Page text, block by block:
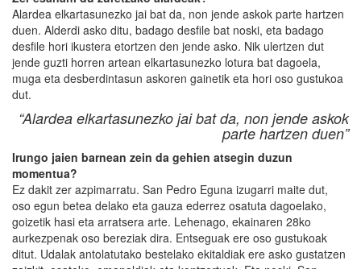
Alardea elkartasunezko jai bat da, non jende askok parte hartzen
duen. Alderdi asko ditu, badago desfile bat noski, eta badago
desfile hori ikustera etortzen den jende asko. Nik ulertzen dut
jende guzti horren artean elkartasunezko lotura bat dagoela,
muga eta desberdintasun askoren gainetik eta hori oso gustukoa
dut.
“Alardea elkartasunezko jai bat da, non jende askok
parte hartzen duen”
Irungo jaien barnean zein da gehien atsegin duzun
momentua?
Ez dakit zer azpimarratu. San Pedro Eguna izugarri maite dut,
oso egun betea delako eta gauza ederrez osatuta dagoelako,
goizetik hasi eta arratsera arte. Lehenago, ekainaren 28ko
aurkezpenak oso bereziak dira. Entseguak ere oso gustukoak
ditut. Udalak antolatutako bestelako ekitaldiak ere asko gustatzen